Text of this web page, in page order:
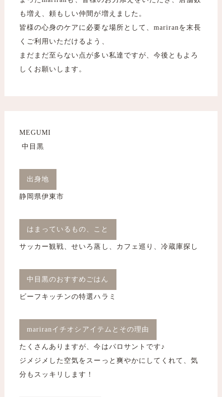
も増え、頼もしい仲間が増えました。
皆様の心身のケアに必要な場所として、mariranを末長
くご利用いただけるよう、
まだまだ至らない点が多い私達ですが、今後ともよろ
しくお願いします。
MEGUMI
​​​​​​​ 中目黒
出身地
静岡県伊東市
はまっているもの、こと
サッカー観戦、せいろ蒸し、カフェ巡り、冷蔵庫探し
中目黒のおすすめごはん
ビーフキッチンの特選ハラミ
mariranイチオシアイテムとその理由
たくさんありますが、今はパロサントです♪
ジメジメした空気をスーっと爽やかにしてくれて、気
分もスッキリします！